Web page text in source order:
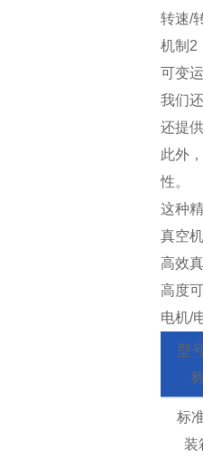
转速/
机制2
可变
我们
还提
此外
性。
这种
真空
高效
高度
电机/
型
标
装